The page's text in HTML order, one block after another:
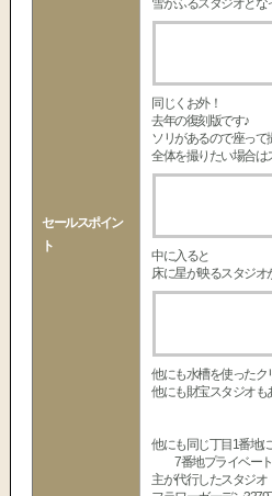
セールスポイン
ト
雪がふるスタジオとな
同じくお外！
去年の復刻版です♪
ソリがあるので座って
全体を撮りたい場合は
中に入ると
床に星が映るスタジオ
他にも水槽を使ったク
他にも財宝スタジオ
他にも同じ丁目1番地
7番地プライベート
主が代行したスタジオ